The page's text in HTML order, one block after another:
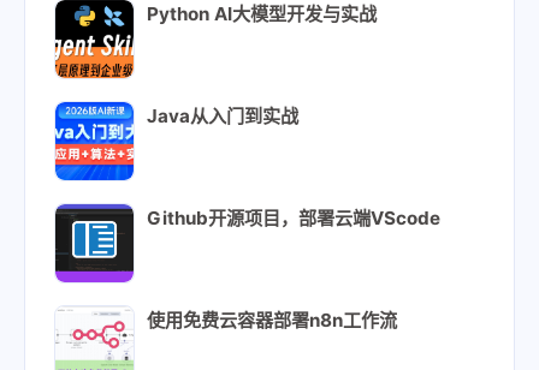
Python AI大模型开发与实战
Java从入门到实战
Github开源项目，部署云端VScode
使用免费云容器部署n8n工作流